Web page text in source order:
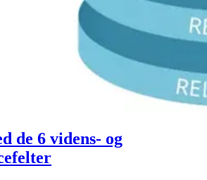
de 6 videns- og